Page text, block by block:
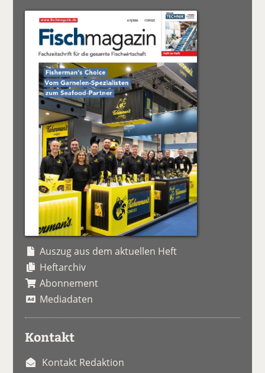
Auszug aus dem aktuellen Heft
Heftarchiv
Abonnement
Mediadaten
Kontakt
Kontakt Redaktion